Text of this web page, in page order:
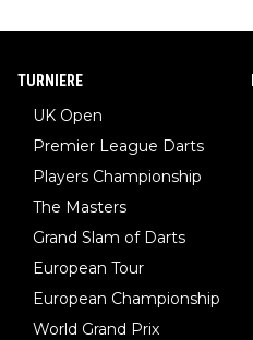
TURNIERE
UK Open
Premier League Darts
Players Championship
The Masters
Grand Slam of Darts
European Tour
European Championship
World Grand Prix